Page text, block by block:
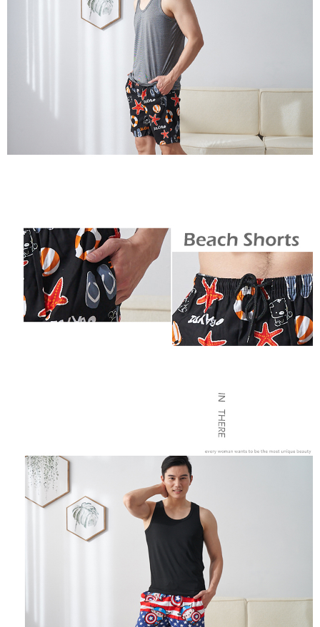
時審查核予不同之上限額度；若仍有額度不足之情形，本公司將視審查結果
請求用戶進行身份認證。
５．嚴禁一人註冊多個帳號或使用他人資訊註冊。若發現惡意使用之情形，
恩沛科技股份有限公司將有權停止該用戶之使用額度並採取法律行動。
每筆NT$80，滿NT$799(含以上)免運費
每筆NT$80，滿NT$890(含以上)免運費